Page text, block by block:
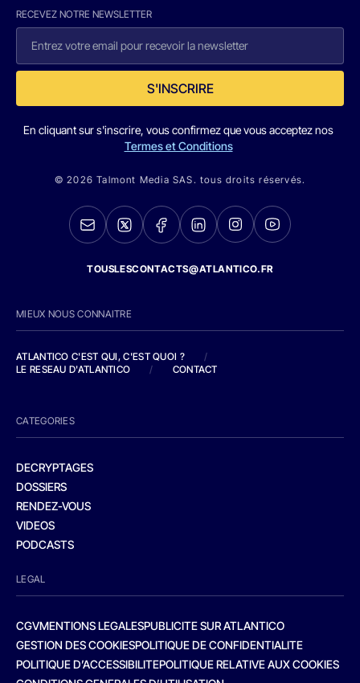
RECEVEZ NOTRE NEWSLETTER
S'INSCRIRE
En cliquant sur s'inscrire, vous confirmez que vous acceptez nos
Termes et Conditions
© 2026 Talmont Media SAS. tous droits réservés.
TOUSLESCONTACTS@ATLANTICO.FR
MIEUX NOUS CONNAITRE
ATLANTICO C'EST QUI, C'EST QUOI ?
/
LE RESEAU D'ATLANTICO
/ CONTACT
CATEGORIES
DECRYPTAGES
DOSSIERS
RENDEZ-VOUS
VIDEOS
PODCASTS
LEGAL
CGVMENTIONS LEGALESPUBLICITE SUR ATLANTICO
GESTION DES COOKIESPOLITIQUE DE CONFIDENTIALITE
POLITIQUE D’ACCESSIBILITEPOLITIQUE RELATIVE AUX COOKIES